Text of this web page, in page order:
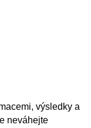
výsledky a
neváhejte